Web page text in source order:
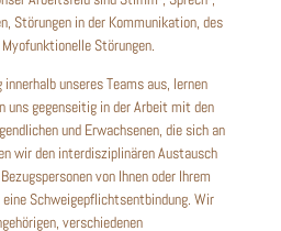
Störungen in der Kommunikation, des
Störungen.
unseres Teams aus, lernen
uns gegenseitig in der Arbeit mit den
und Erwachsenen, die sich an
wir den interdisziplinären Austausch
von Ihnen oder Ihrem
Schweigepflichtsentbindung. Wir
verschiedenen